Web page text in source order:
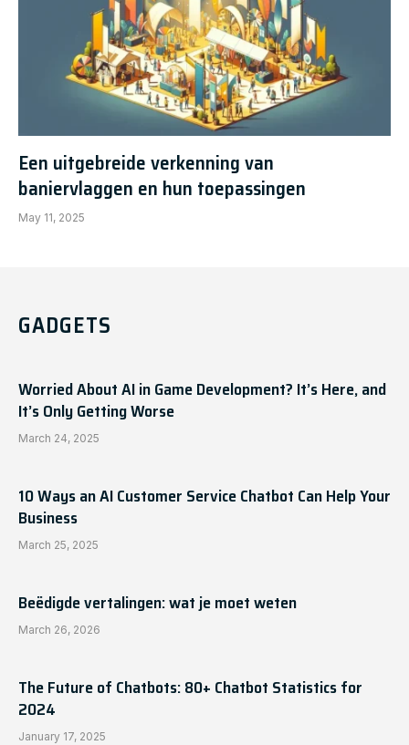
Een uitgebreide verkenning van
baniervlaggen en hun toepassingen
May 11, 2025
GADGETS
Worried About AI in Game Development? It’s Here, and
It’s Only Getting Worse
March 24, 2025
10 Ways an AI Customer Service Chatbot Can Help Your
Business
March 25, 2025
Beëdigde vertalingen: wat je moet weten
March 26, 2026
The Future of Chatbots: 80+ Chatbot Statistics for
2024
January 17, 2025